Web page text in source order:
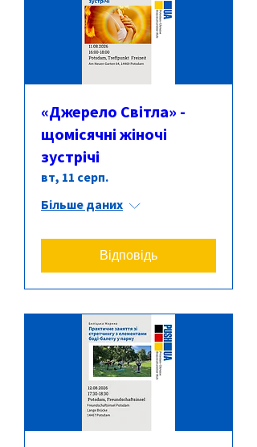
«Джерело Світла» -
щомісячні жіночі
зустрічі
вт, 11 серп.
Більше даних
Відповідь